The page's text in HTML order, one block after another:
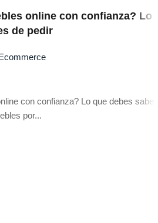
online con confianza? Lo
de pedir
con confianza? Lo que debes saber
por...